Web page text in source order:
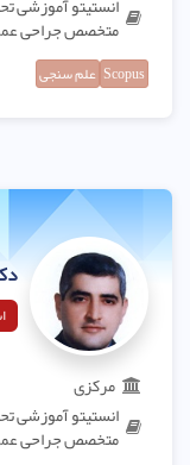
متخصص جراحی
Scopus علم سنجی
مرکزی
انستیتو آموزشی
متخصص جراحی